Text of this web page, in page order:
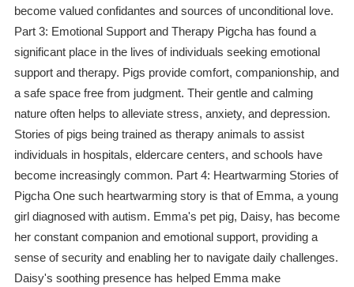
become valued confidantes and sources of unconditional love.
Part 3: Emotional Support and Therapy Pigcha has found a
significant place in the lives of individuals seeking emotional
support and therapy. Pigs provide comfort, companionship, and
a safe space free from judgment. Their gentle and calming
nature often helps to alleviate stress, anxiety, and depression.
Stories of pigs being trained as therapy animals to assist
individuals in hospitals, eldercare centers, and schools have
become increasingly common. Part 4: Heartwarming Stories of
Pigcha One such heartwarming story is that of Emma, a young
girl diagnosed with autism. Emma's pet pig, Daisy, has become
her constant companion and emotional support, providing a
sense of security and enabling her to navigate daily challenges.
Daisy's soothing presence has helped Emma make